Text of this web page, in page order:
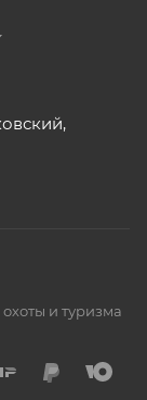
и туризма